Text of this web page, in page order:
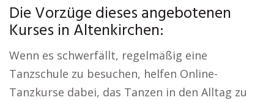
Die Vorzüge dieses angebotenen
Kurses in Altenkirchen:
Wenn es schwerfällt, regelmäßig eine
Tanzschule zu besuchen, helfen Online-
Tanzkurse dabei, das Tanzen in den Alltag zu